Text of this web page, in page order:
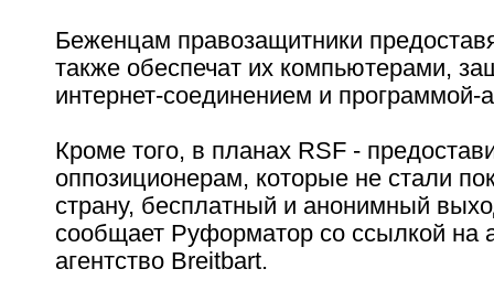
Беженцам правозащитники
также обеспечат их компьютерами,
интернет-соединением и программой-
Кроме того, в планах RSF -
оппозиционерам, которые не стали
страну, бесплатный и анонимный
сообщает Руформатор со ссылкой на
агентство Breitbart.